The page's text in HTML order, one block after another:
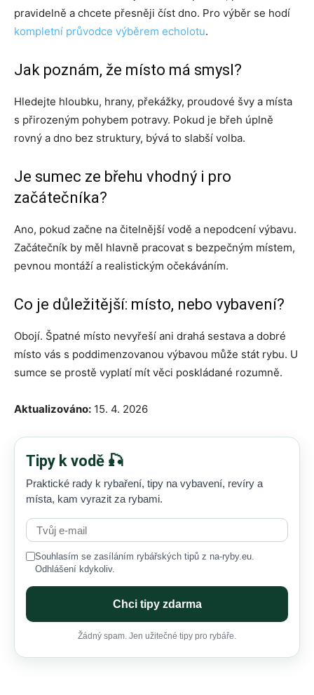
pravidelně a chcete přesněji číst dno. Pro výběr se hodí
kompletní průvodce výběrem echolotu.
Jak poznám, že místo má smysl?
Hledejte hloubku, hrany, překážky, proudové švy a místa
s přirozeným pohybem potravy. Pokud je břeh úplně
rovný a dno bez struktury, bývá to slabší volba.
Je sumec ze břehu vhodný i pro
začátečníka?
Ano, pokud začne na čitelnější vodě a nepodcení výbavu.
Začátečník by měl hlavně pracovat s bezpečným místem,
pevnou montáží a realistickým očekáváním.
Co je důležitější: místo, nebo vybavení?
Obojí. Špatné místo nevyřeší ani drahá sestava a dobré
místo vás s poddimenzovanou výbavou může stát rybu. U
sumce se prostě vyplatí mít věci poskládané rozumně.
Aktualizováno: 15. 4. 2026
Tipy k vodě 🎣
Praktické rady k rybaření, tipy na vybavení, revíry a
místa, kam vyrazit za rybami.
Souhlasím se zasíláním rybářských tipů z na-ryby.eu.
Odhlášení kdykoliv.
Chci tipy zdarma
Žádný spam. Jen užitečné tipy pro rybáře.